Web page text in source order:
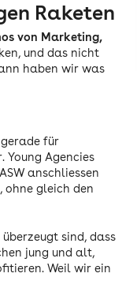
Raketen
von Marketing,
und das nicht
haben wir was
für
Young Agencies
anschliessen
, ohne gleich den
sind, dass
jung und alt,
Weil wir ein